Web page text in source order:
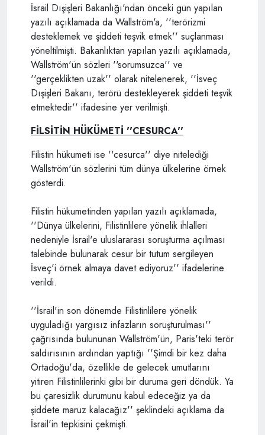
İsrail Dışişleri Bakanlığı'ndan önceki gün yapılan
yazılı açıklamada da Wallström'a, ''terörizmi
desteklemek ve şiddeti teşvik etmek'' suçlanması
yöneltilmişti. Bakanlıktan yapılan yazılı açıklamada,
Wallström'ün sözleri ''sorumsuzca'' ve
''gerçeklikten uzak'' olarak nitelenerek, ''İsveç
Dışişleri Bakanı, terörü destekleyerek şiddeti teşvik
etmektedir'' ifadesine yer verilmişti.
FİLSİTİN HÜKÜMETİ ''CESURCA''
Filistin hükumeti ise ''cesurca'' diye nitelediği
Wallström'ün sözlerini tüm dünya ülkelerine örnek
gösterdi.
Filistin hükumetinden yapılan yazılı açıklamada,
''Dünya ülkelerini, Filistinlilere yönelik ihlalleri
nedeniyle İsrail'e uluslararası soruşturma açılması
talebinde bulunarak cesur bir tutum sergileyen
İsveç'i örnek almaya davet ediyoruz'' ifadelerine
verildi.
''İsrail'in son dönemde Filistinlilere yönelik
uyguladığı yargısız infazların soruşturulması''
çağrısında bulununan Wallström'ün, Paris'teki terör
saldırısının ardından yaptığı ''Şimdi bir kez daha
Ortadoğu'da, özellikle de gelecek umutlarını
yitiren Filistinlilerinki gibi bir duruma geri döndük. Ya
bu çaresizlik durumunu kabul edeceğiz ya da
şiddete maruz kalacağız'' şeklindeki açıklama da
İsrail'in tepkisini çekmişti.